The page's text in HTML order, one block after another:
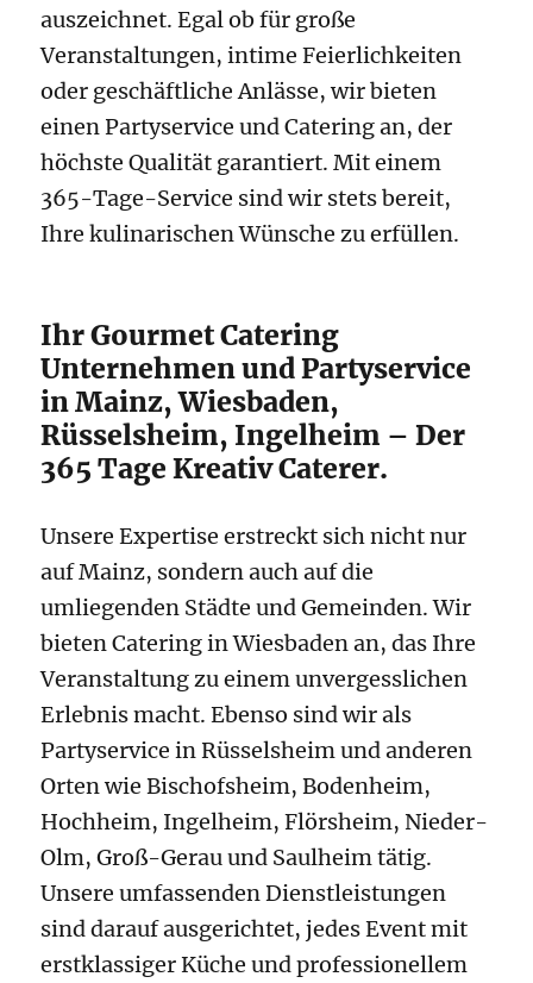
auszeichnet. Egal ob für große
Veranstaltungen, intime Feierlichkeiten
oder geschäftliche Anlässe, wir bieten
einen Partyservice und Catering an, der
höchste Qualität garantiert. Mit einem
365-Tage-Service sind wir stets bereit,
Ihre kulinarischen Wünsche zu erfüllen.
Ihr Gourmet Catering
Unternehmen und Partyservice
in Mainz, Wiesbaden,
Rüsselsheim, Ingelheim – Der
365 Tage Kreativ Caterer.
Unsere Expertise erstreckt sich nicht nur
auf Mainz, sondern auch auf die
umliegenden Städte und Gemeinden. Wir
bieten Catering in Wiesbaden an, das Ihre
Veranstaltung zu einem unvergesslichen
Erlebnis macht. Ebenso sind wir als
Partyservice in Rüsselsheim und anderen
Orten wie Bischofsheim, Bodenheim,
Hochheim, Ingelheim, Flörsheim, Nieder-
Olm, Groß-Gerau und Saulheim tätig.
Unsere umfassenden Dienstleistungen
sind darauf ausgerichtet, jedes Event mit
erstklassiger Küche und professionellem